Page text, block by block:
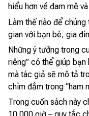
hiểu hơn về đam mê
Làm thế nào để
gian với bạn bè, gia
Những ý tưởng trong
riêng” có thể giúp
mà tác giả sẽ mô tả
chìm đắm trong “ham
Trong cuốn sách này